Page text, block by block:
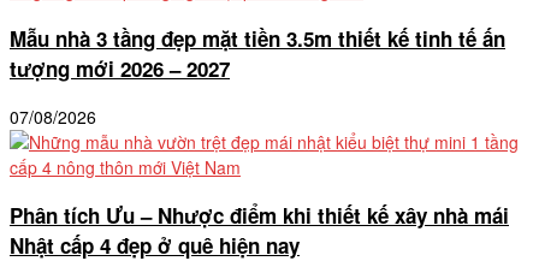
Mẫu nhà 3 tầng đẹp mặt tiền 3.5m thiết kế tinh tế ấn
tượng mới 2026 – 2027
07/08/2026
Phân tích Ưu – Nhược điểm khi thiết kế xây nhà mái
Nhật cấp 4 đẹp ở quê hiện nay